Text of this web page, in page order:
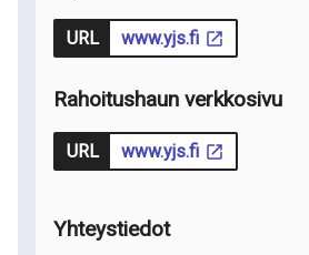
URL www.yjs.fi
Rahoitushaun verkkosivu
URL www.yjs.fi
Yhteystiedot